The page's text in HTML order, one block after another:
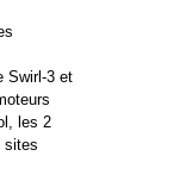
Swirl-3 et
les 2
sites